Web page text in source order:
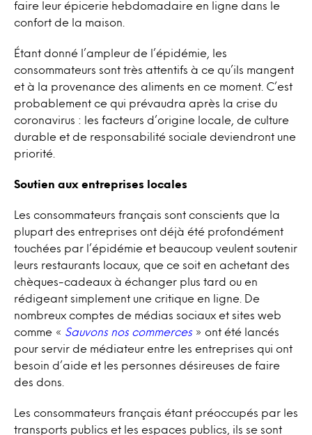
faire leur épicerie hebdomadaire en ligne dans le
confort de la maison.
Étant donné l’ampleur de l’épidémie, les
consommateurs sont très attentifs à ce qu’ils mangent
et à la provenance des aliments en ce moment. C’est
probablement ce qui prévaudra après la crise du
coronavirus : les facteurs d’origine locale, de culture
durable et de responsabilité sociale deviendront une
priorité.
Soutien aux entreprises locales
Les consommateurs français sont conscients que la
plupart des entreprises ont déjà été profondément
touchées par l’épidémie et beaucoup veulent soutenir
leurs restaurants locaux, que ce soit en achetant des
chèques-cadeaux à échanger plus tard ou en
rédigeant simplement une critique en ligne. De
nombreux comptes de médias sociaux et sites web
comme «
Sauvons nos commerces » ont été lancés
pour servir de médiateur entre les entreprises qui ont
besoin d’aide et les personnes désireuses de faire
des dons.
Les consommateurs français étant préoccupés par les
transports publics et les espaces publics, ils se sont